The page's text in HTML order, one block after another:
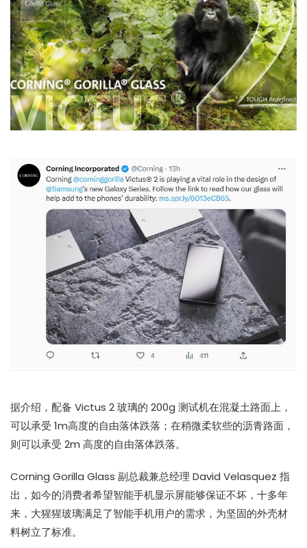
据介绍，配备 Victus 2 玻璃的 200g 测试机在混凝土路面上，
可以承受 1m高度的自由落体跌落；在稍微柔软些的沥青路面，
则可以承受 2m 高度的自由落体跌落。
Corning Gorilla Glass 副总裁兼总经理 David Velasquez 指
出，如今的消费者希望智能手机显示屏能够保证不坏，十多年
来，大猩猩玻璃满足了智能手机用户的需求，为坚固的外壳材
料树立了标准。